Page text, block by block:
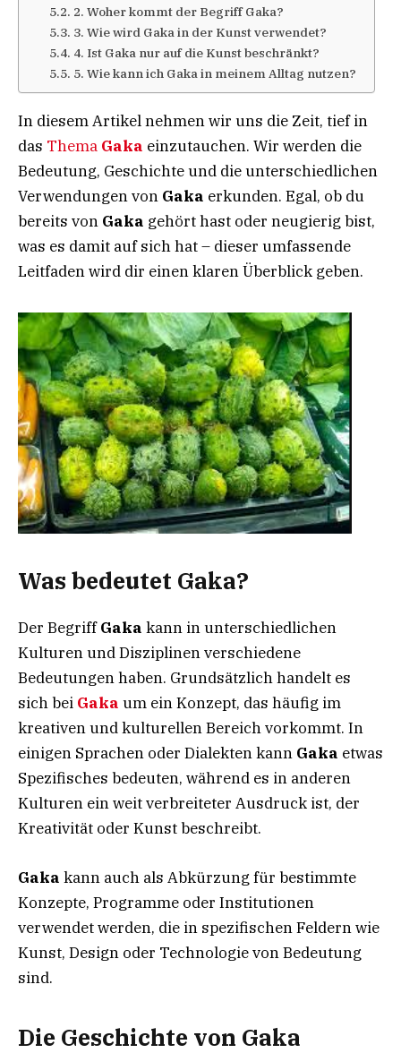
2. Woher kommt der Begriff Gaka?
3. Wie wird Gaka in der Kunst verwendet?
4. Ist Gaka nur auf die Kunst beschränkt?
5. Wie kann ich Gaka in meinem Alltag nutzen?
In diesem Artikel nehmen wir uns die Zeit, tief in
das Thema Gaka einzutauchen. Wir werden die
Bedeutung, Geschichte und die unterschiedlichen
Verwendungen von Gaka erkunden. Egal, ob du
bereits von Gaka gehört hast oder neugierig bist,
was es damit auf sich hat – dieser umfassende
Leitfaden wird dir einen klaren Überblick geben.
Was bedeutet Gaka?
Der BegriffGaka kann in unterschiedlichen
Kulturen und Disziplinen verschiedene
Bedeutungen haben. Grundsätzlich handelt es
sich bei Gaka um ein Konzept, das häufig im
kreativen und kulturellen Bereich vorkommt. In
einigen Sprachen oder Dialekten kann Gaka etwas
Spezifisches bedeuten, während es in anderen
Kulturen ein weit verbreiteter Ausdruck ist, der
Kreativität oder Kunst beschreibt.
Gaka kann auch als Abkürzung für bestimmte
Konzepte, Programme oder Institutionen
verwendet werden, die in spezifischen Feldern wie
Kunst, Design oder Technologie von Bedeutung
sind.
Die Geschichte von Gaka